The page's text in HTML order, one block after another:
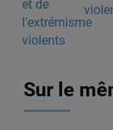
Sur le